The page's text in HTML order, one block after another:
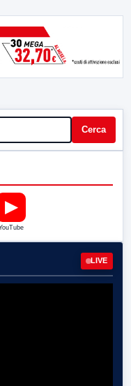
Cerca
▶
LIVE